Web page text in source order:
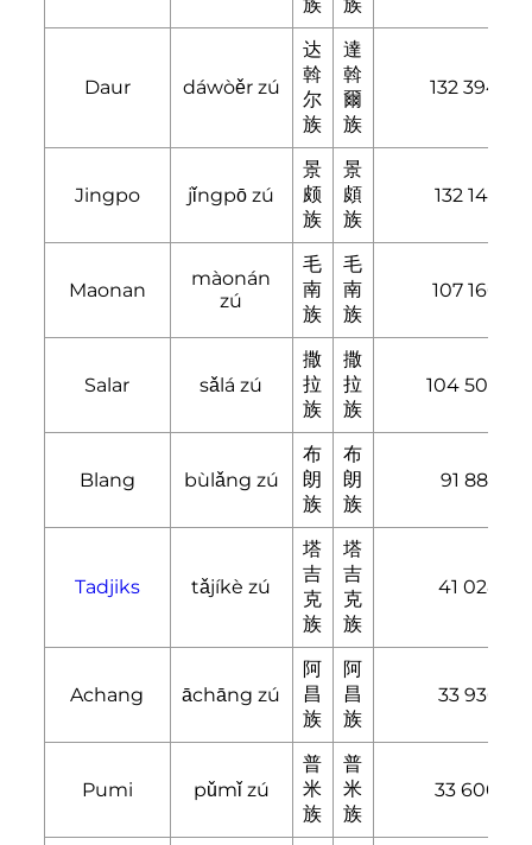
Daur dáwòěr zú
达
斡
尔
族
達
斡
爾
族
132 394
Jingpo jǐngpō zú
景
颇
族
景
頗
族
132 143
Maonan
màonán
zú
毛
南
族
毛
南
族
107 166
Salar sǎlá zú
撒
拉
族
撒
拉
族
104 503
Blang bùlǎng zú
布
朗
族
布
朗
族
91 882
Tadjiks tǎjíkè zú
塔
吉
克
族
塔
吉
克
族
41 028
Achang āchāng zú
阿
昌
族
阿
昌
族
33 936
Pumi pǔmǐ zú
普
米
族
普
米
族
33 600